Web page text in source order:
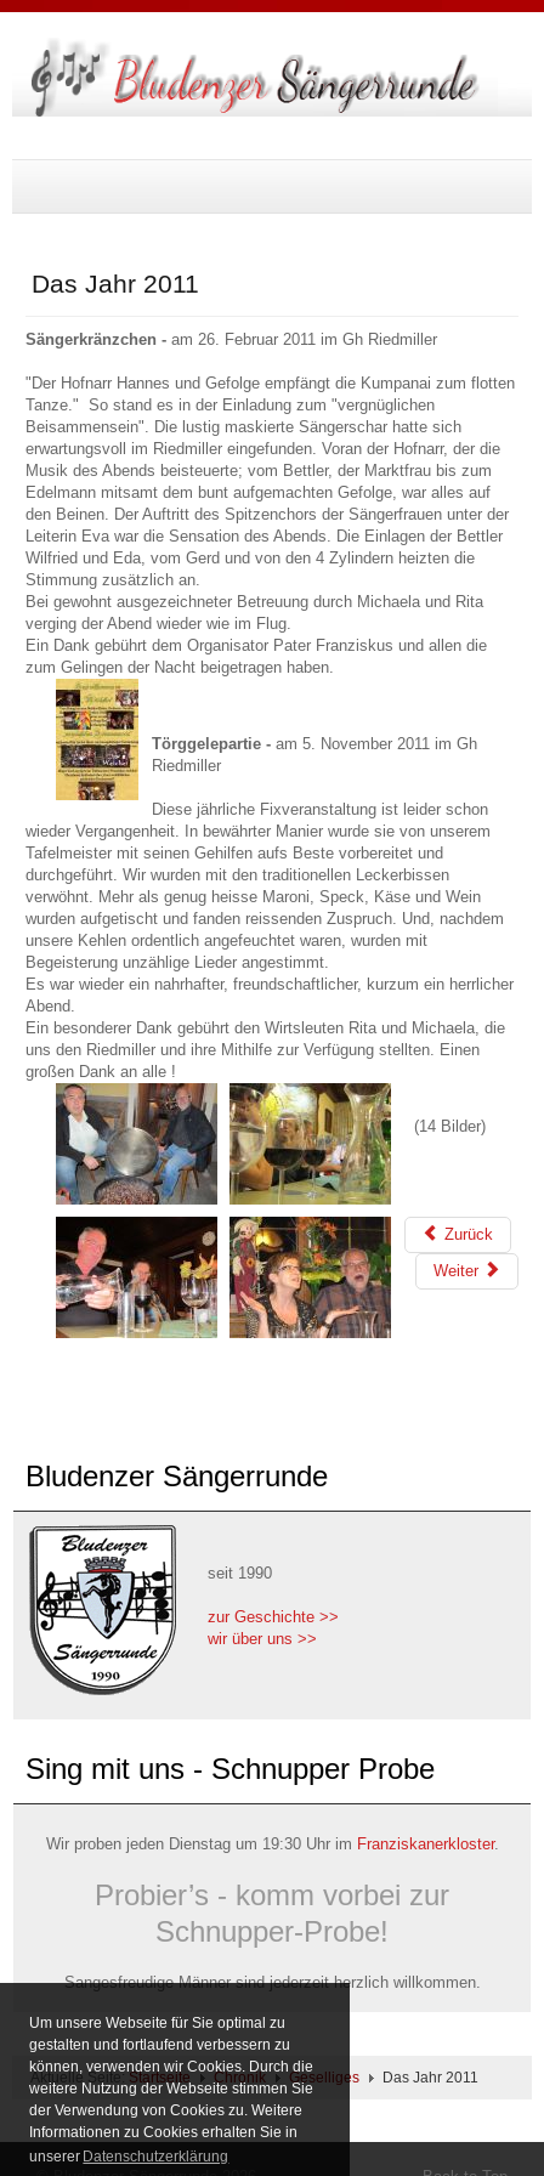
Um unsere Webseite für Sie optimal zu
gestalten und fortlaufend verbessern zu
können, verwenden wir Cookies. Durch die
weitere Nutzung der Webseite stimmen Sie
der Verwendung von Cookies zu. Weitere
Informationen zu Cookies erhalten Sie in
unserer Datenschutzerklärung
Das Jahr 2011
Sängerkränzchen - am 26. Februar 2011 im Gh Riedmiller
"Der Hofnarr Hannes und Gefolge empfängt die Kumpanai zum flotten
Tanze." So stand es in der Einladung zum "vergnüglichen
Beisammensein". Die lustig maskierte Sängerschar hatte sich
erwartungsvoll im Riedmiller eingefunden. Voran der Hofnarr, der die
Musik des Abends beisteuerte; vom Bettler, der Marktfrau bis zum
Edelmann mitsamt dem bunt aufgemachten Gefolge, war alles auf
den Beinen. Der Auftritt des Spitzenchors der Sängerfrauen unter der
Leiterin Eva war die Sensation des Abends. Die Einlagen der Bettler
Wilfried und Eda, vom Gerd und von den 4 Zylindern heizten die
Stimmung zusätzlich an.
Bei gewohnt ausgezeichneter Betreuung durch Michaela und Rita
verging der Abend wieder wie im Flug.
Ein Dank gebührt dem Organisator Pater Franziskus und allen die
zum Gelingen der Nacht beigetragen haben.
Törggelepartie - am 5. November 2011 im Gh
Riedmiller
Diese jährliche Fixveranstaltung ist leider schon
wieder Vergangenheit. In bewährter Manier wurde sie von unserem
Tafelmeister mit seinen Gehilfen aufs Beste vorbereitet und
durchgeführt. Wir wurden mit den traditionellen Leckerbissen
verwöhnt. Mehr als genug heisse Maroni, Speck, Käse und Wein
wurden aufgetischt und fanden reissenden Zuspruch. Und, nachdem
unsere Kehlen ordentlich angefeuchtet waren, wurden mit
Begeisterung unzählige Lieder angestimmt.
Es war wieder ein nahrhafter, freundschaftlicher, kurzum ein herrlicher
Abend.
Ein besonderer Dank gebührt den Wirtsleuten Rita und Michaela, die
uns den Riedmiller und ihre Mithilfe zur Verfügung stellten. Einen
großen Dank an alle !
(14 Bilder)
Zurück
Weiter
Bludenzer Sängerrunde
seit 1990
zur Geschichte >>
wir über uns >>
Sing mit uns - Schnupper Probe
Wir proben jeden Dienstag um 19:30 Uhr im Franziskanerkloster.
Probier’s - komm vorbei zur
Schnupper-Probe!
Sangesfreudige Männer sind jederzeit herzlich willkommen.
Aktuelle Seite: Startseite Chronik Geselliges Das Jahr 2011